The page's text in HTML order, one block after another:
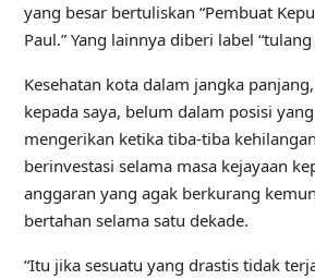
yang besar bertuliskan “Pembuat
Paul.” Yang lainnya diberi label
Kesehatan kota dalam jangka
kepada saya, belum dalam posisi
mengerikan ketika tiba-tiba
berinvestasi selama masa kejayaan
anggaran yang agak berkurang
bertahan selama satu dekade.
“Itu jika sesuatu yang drastis tidak